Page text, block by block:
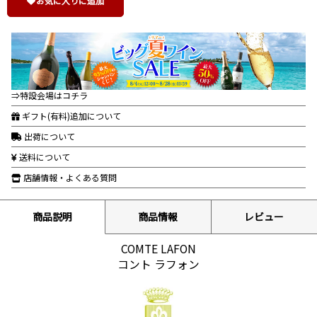
⇒特設会場はコチラ
ギフト(有料)追加について
出荷について
送料について
店舗情報・よくある質問
商品説明 商品情報 レビュー
COMTE LAFON
コント ラフォン